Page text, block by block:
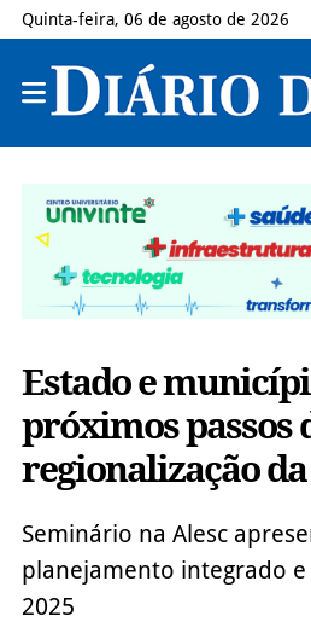
Quinta-feira, 06 de agosto de 2026
Estado e
próximos passos
regionalização
Seminário na Alesc
planejamento integrado
2025